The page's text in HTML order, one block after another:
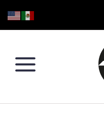
to
to
to
to